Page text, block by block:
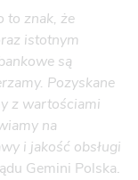
to znak, że
istotnym
są
Pozyskane
z wartościami
na
i jakość obsługi
Gemini Polska.